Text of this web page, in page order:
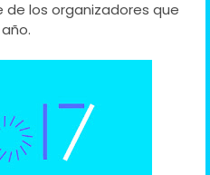
los organizadores que